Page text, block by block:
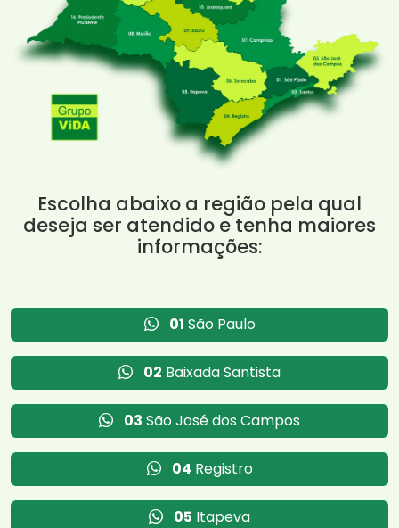
Escolha abaixo a região pela qual
deseja ser atendido e tenha maiores
informações:
01 São Paulo
02 Baixada Santista
03 São José dos Campos
04 Registro
05 Itapeva